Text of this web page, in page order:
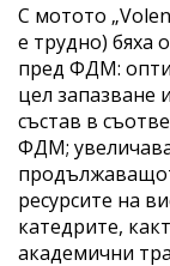
С мотото
е трудно) бяха
пред ФДМ:
цел запазване
състав в
ФДМ;
ресурсите на
катедрите,
академични